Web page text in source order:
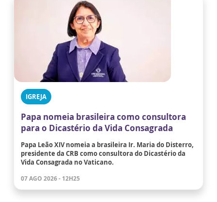
IGREJA
Papa nomeia brasileira como consultora
para o Dicastério da Vida Consagrada
Papa Leão XIV nomeia a brasileira Ir. Maria do Disterro,
presidente da CRB como consultora do Dicastério da
Vida Consagrada no Vaticano.
07 AGO 2026 - 12H25